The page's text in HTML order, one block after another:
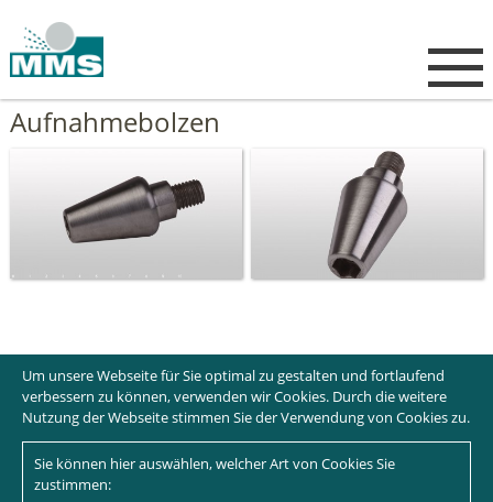
Aufnahmebolzen
Um unsere Webseite für Sie optimal zu gestalten und fortlaufend
verbessern zu können, verwenden wir Cookies. Durch die weitere
Nutzung der Webseite stimmen Sie der Verwendung von Cookies zu.
Sie können hier auswählen, welcher Art von Cookies Sie
zustimmen: